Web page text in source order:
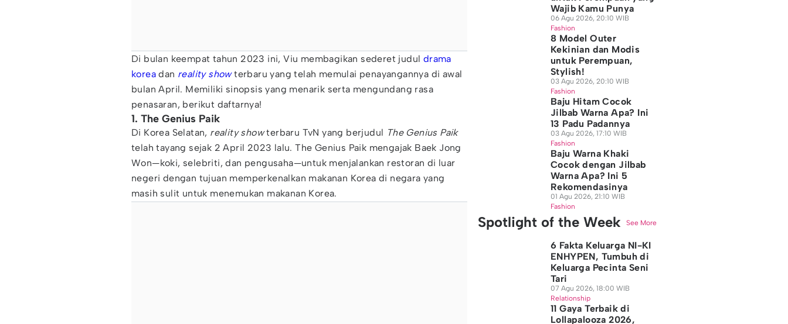
Di bulan keempat tahun 2023 ini, Viu membagikan sederet judul drama
korea dan reality showterbaru yang telah memulai penayangannya di awal
bulan April. Memiliki sinopsis yang menarik serta mengundang rasa
penasaran, berikut daftarnya!
1. The Genius Paik
Di Korea Selatan, reality showterbaru TvN yang berjudul The Genius Paik
telah tayang sejak 2 April 2023 lalu. The Genius Paik mengajak Baek Jong
Won—koki, selebriti, dan pengusaha—untuk menjalankan restoran di luar
negeri dengan tujuan memperkenalkan makanan Korea di negara yang
masih sulit untuk menemukan makanan Korea.
Wajib Kamu Punya
06 Agu 2026, 20:10 WIB
Fashion
8 Model Outer
Kekinian dan Modis
untuk Perempuan,
Stylish!
03 Agu 2026, 20:10 WIB
Fashion
Baju Hitam Cocok
Jilbab Warna Apa? Ini
13 Padu Padannya
03 Agu 2026, 17:10 WIB
Fashion
Baju Warna Khaki
Cocok dengan Jilbab
Warna Apa? Ini 5
Rekomendasinya
01 Agu 2026, 21:10 WIB
Fashion
Spotlight of the Week See More
6 Fakta Keluarga NI-KI
ENHYPEN, Tumbuh di
Keluarga Pecinta Seni
Tari
07 Agu 2026, 18:00 WIB
Relationship
11 Gaya Terbaik di
Lollapalooza 2026,